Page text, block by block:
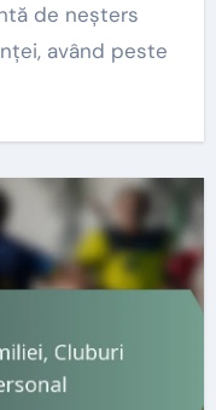
având peste